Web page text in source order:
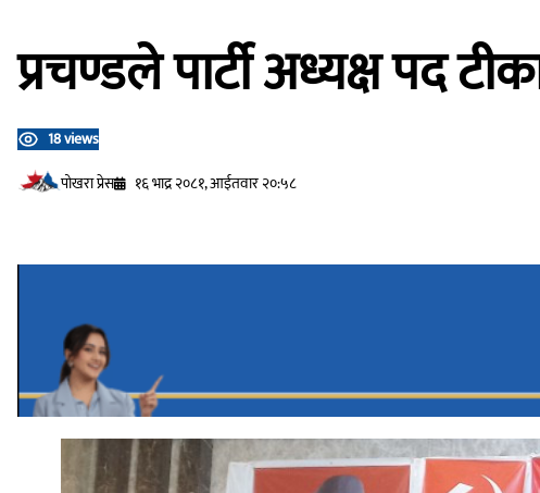
प्रचण्डले पार्टी अध्यक्ष पद
18 views
प‍ोखरा प्रेस
१६ भाद्र २०८१, आईतवार २०:५८